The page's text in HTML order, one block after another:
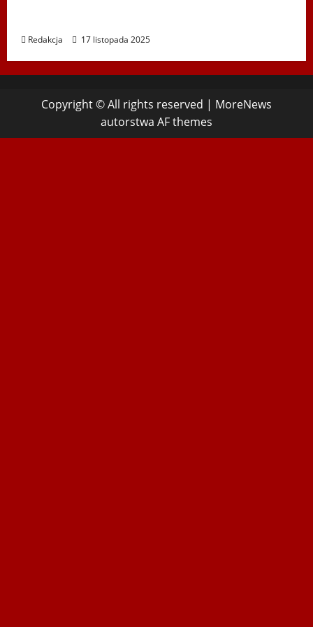
Redakcja 17 listopada 2025
Copyright © All rights reserved | MoreNews
autorstwa AF themes